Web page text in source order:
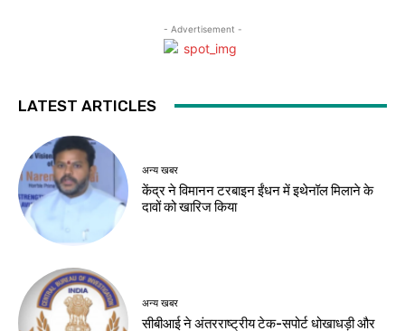
- Advertisement -
LATEST ARTICLES
अन्य खबर
केंद्र ने विमानन टरबाइन ईंधन में इथेनॉल मिलाने के
दावों को खारिज किया
अन्य खबर
सीबीआई ने अंतरराष्ट्रीय टेक-सपोर्ट धोखाधड़ी और